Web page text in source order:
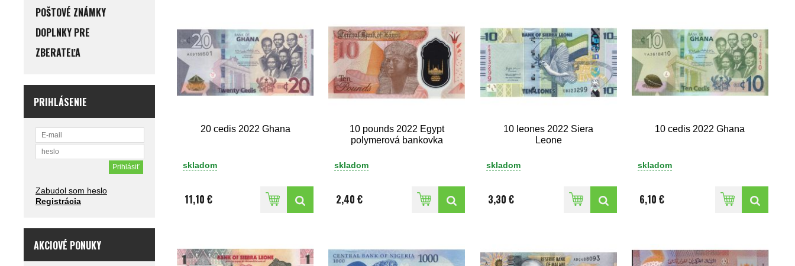
POŠTOVÉ ZNÁMKY
DOPLNKY PRE
ZBERATEĽA
PRIHLÁSENIE
Zabudol som heslo
Registrácia
AKCIOVÉ PONUKY
20 cedis 2022 Ghana
skladom
11,10 €
10 pounds 2022 Egypt
polymerová bankovka
skladom
2,40 €
10 leones 2022 Siera
Leone
skladom
3,30 €
10 cedis 2022 Ghana
skladom
6,10 €